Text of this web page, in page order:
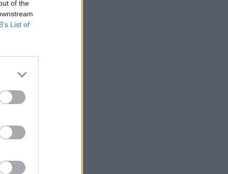
of the
List of